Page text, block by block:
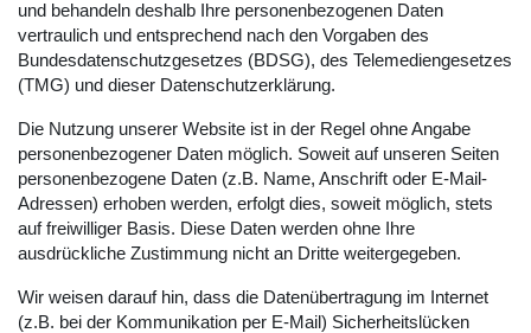
und behandeln deshalb Ihre personenbezogenen Daten
vertraulich und entsprechend nach den Vorgaben des
Bundesdatenschutzgesetzes (BDSG), des Telemediengesetzes
(TMG) und dieser Datenschutzerklärung.
Die Nutzung unserer Website ist in der Regel ohne Angabe
personenbezogener Daten möglich. Soweit auf unseren Seiten
personenbezogene Daten (z.B. Name, Anschrift oder E-Mail-
Adressen) erhoben werden, erfolgt dies, soweit möglich, stets
auf freiwilliger Basis. Diese Daten werden ohne Ihre
ausdrückliche Zustimmung nicht an Dritte weitergegeben.
Wir weisen darauf hin, dass die Datenübertragung im Internet
(z.B. bei der Kommunikation per E-Mail) Sicherheitslücken